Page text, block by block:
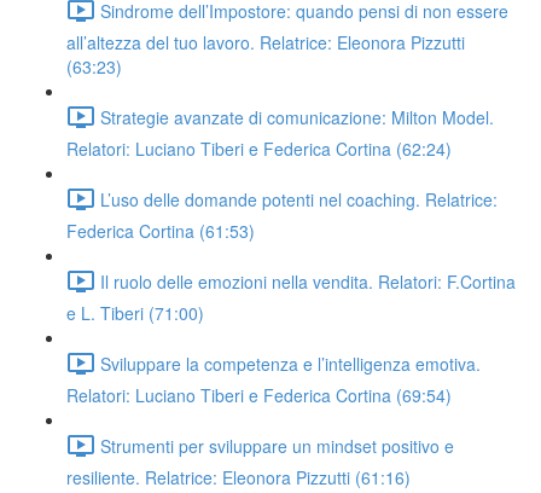
Sindrome dell’Impostore: quando pensi di non essere
all’altezza del tuo lavoro. Relatrice: Eleonora Pizzutti
(63:23)
Strategie avanzate di comunicazione: Milton Model.
Relatori: Luciano Tiberi e Federica Cortina (62:24)
L’uso delle domande potenti nel coaching. Relatrice:
Federica Cortina (61:53)
Il ruolo delle emozioni nella vendita. Relatori: F.Cortina
e L. Tiberi (71:00)
Sviluppare la competenza e l’intelligenza emotiva.
Relatori: Luciano Tiberi e Federica Cortina (69:54)
Strumenti per sviluppare un mindset positivo e
resiliente. Relatrice: Eleonora Pizzutti (61:16)